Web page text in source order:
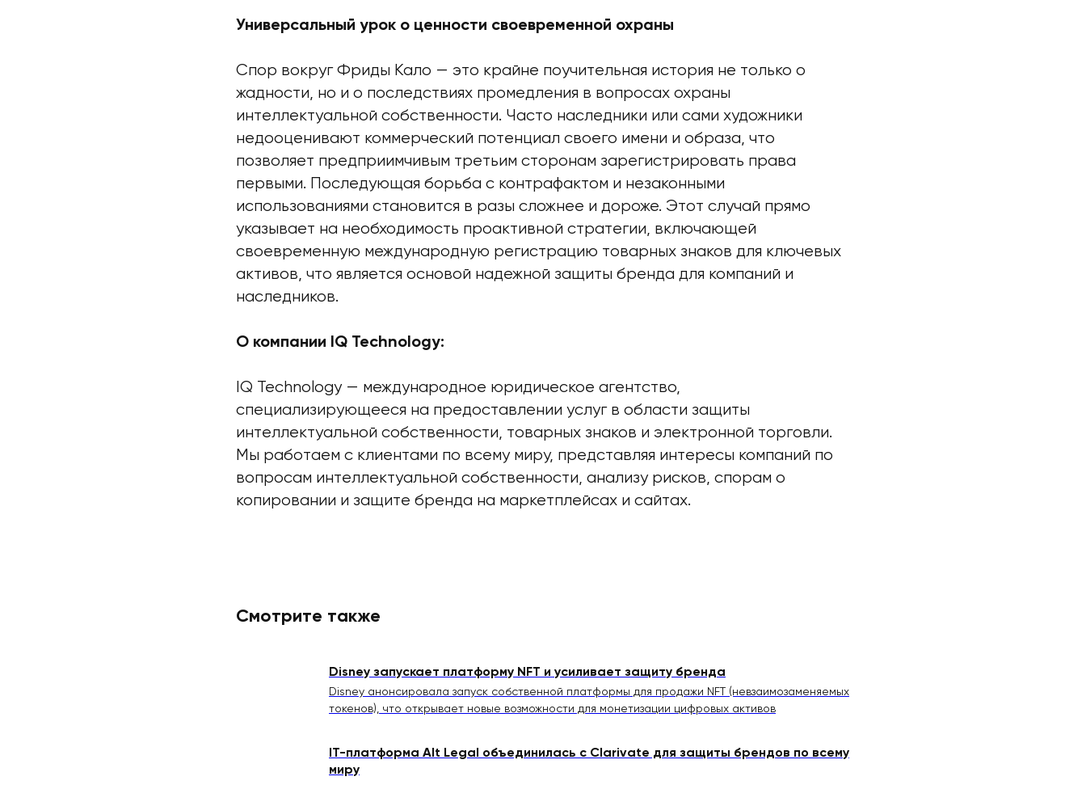
Универсальный урок о ценности своевременной охраны
Спор вокруг Фриды Кало — это крайне поучительная история не только о
жадности, но и о последствиях промедления в вопросах охраны
интеллектуальной собственности. Часто наследники или сами художники
недооценивают коммерческий потенциал своего имени и образа, что
позволяет предприимчивым третьим сторонам зарегистрировать права
первыми. Последующая борьба с контрафактом и незаконными
использованиями становится в разы сложнее и дороже. Этот случай прямо
указывает на необходимость проактивной стратегии, включающей
своевременную международную регистрацию товарных знаков для ключевых
активов, что является основой надежной защиты бренда для компаний и
наследников.
О компании IQ Technology:
IQ Technology — международное юридическое агентство,
специализирующееся на предоставлении услуг в области защиты
интеллектуальной собственности, товарных знаков и электронной торговли.
Мы работаем с клиентами по всему миру, представляя интересы компаний по
вопросам интеллектуальной собственности, анализу рисков, спорам о
копировании и защите бренда на маркетплейсах и сайтах.
Смотрите также
Disney запускает платформу NFT и усиливает защиту бренда
Disney анонсировала запуск собственной платформы для продажи NFT (невзаимозаменяемых
токенов), что открывает новые возможности для монетизации цифровых активов
IT-платформа Alt Legal объединилась с Clarivate для защиты брендов по всему
миру